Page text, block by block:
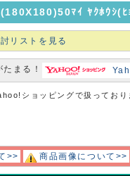
ﾏｲ ﾔｸﾎｳｼ(ﾋ
リストを見る
まる！
ショッピングで扱ってお
>> 商品画像について>>